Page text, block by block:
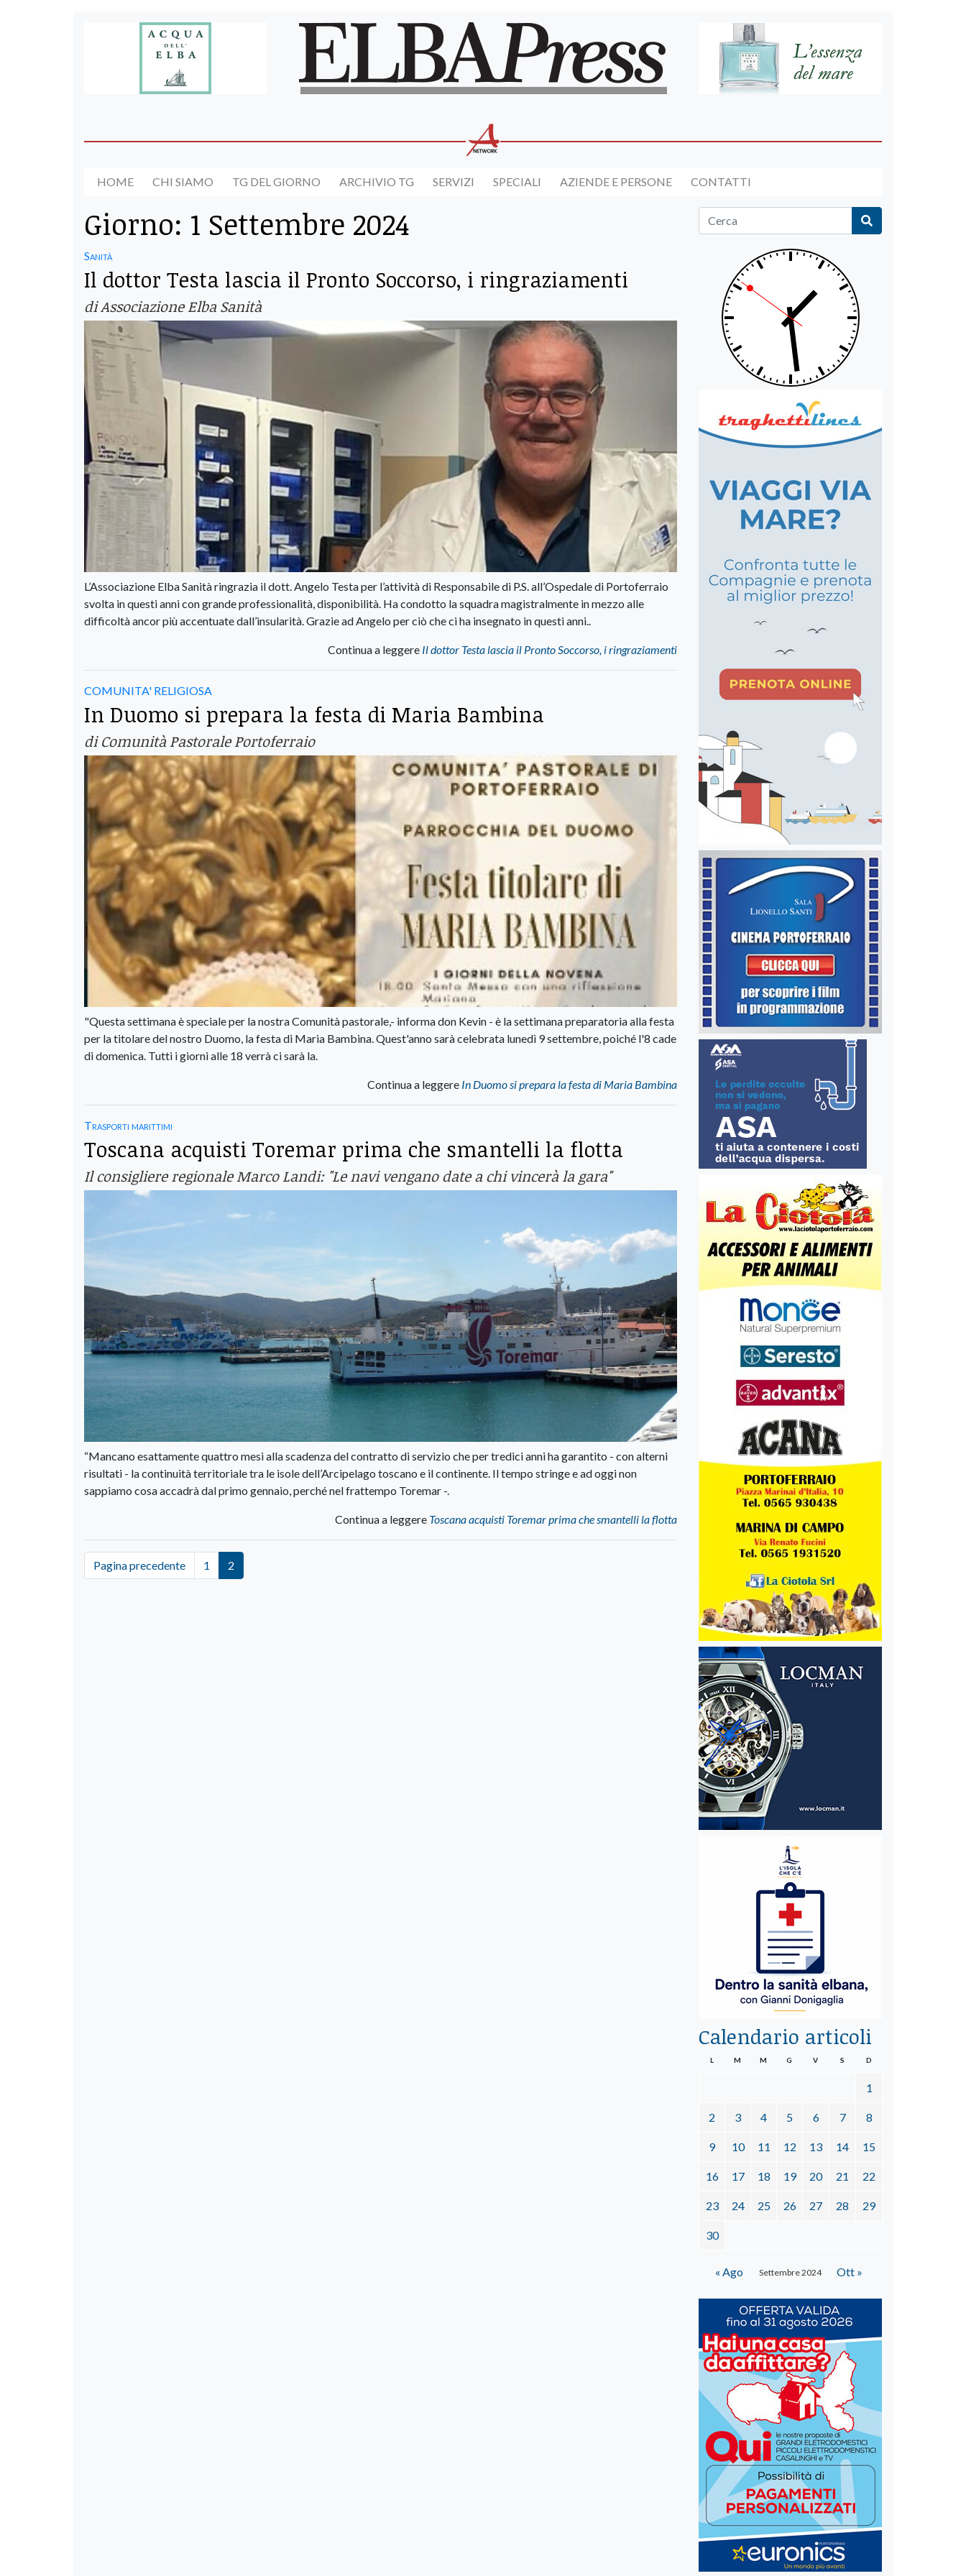
HOME CHI SIAMO TG DEL GIORNO ARCHIVIO TG SERVIZI SPECIALI AZIENDE E PERSONE CONTATTI
Giorno: 1 Settembre 2024
Sanità
Il dottor Testa lascia il Pronto Soccorso, i ringraziamenti
di Associazione Elba Sanità
L’Associazione Elba Sanità ringrazia il dott. Angelo Testa per l’attività di Responsabile di P.S. all’Ospedale di Portoferraio
svolta in questi anni con grande professionalità, disponibilità. Ha condotto la squadra magistralmente in mezzo alle
difficoltà ancor più accentuate dall’insularità. Grazie ad Angelo per ciò che ci ha insegnato in questi anni..
Continua a leggere Il dottor Testa lascia il Pronto Soccorso, i ringraziamenti
COMUNITA' RELIGIOSA
In Duomo si prepara la festa di Maria Bambina
di Comunità Pastorale Portoferraio
"Questa settimana è speciale per la nostra Comunità pastorale,- informa don Kevin - è la settimana preparatoria alla festa
per la titolare del nostro Duomo, la festa di Maria Bambina. Quest'anno sarà celebrata lunedì 9 settembre, poiché l'8 cade
di domenica. Tutti i giorni alle 18 verrà ci sarà la.
Continua a leggere In Duomo si prepara la festa di Maria Bambina
Trasporti marittimi
Toscana acquisti Toremar prima che smantelli la flotta
Il consigliere regionale Marco Landi: "Le navi vengano date a chi vincerà la gara"
“Mancano esattamente quattro mesi alla scadenza del contratto di servizio che per tredici anni ha garantito - con alterni
risultati - la continuità territoriale tra le isole dell’Arcipelago toscano e il continente. Il tempo stringe e ad oggi non
sappiamo cosa accadrà dal primo gennaio, perché nel frattempo Toremar -.
Continua a leggere Toscana acquisti Toremar prima che smantelli la flotta
Pagina precedente 1 2
Calendario articoli
Settembre 2024
L M M G V S D
1
2 3 4 5 6 7 8
9 10 11 12 13 14 15
16 17 18 19 20 21 22
23 24 25 26 27 28 29
30
« Ago Ott »